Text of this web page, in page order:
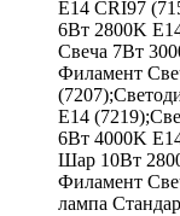
E14 CRI97
6Вт 2800K
Свеча 7Вт
Филамент
E14
6Вт 4000K
Шар 10Вт
Филамент
лампа